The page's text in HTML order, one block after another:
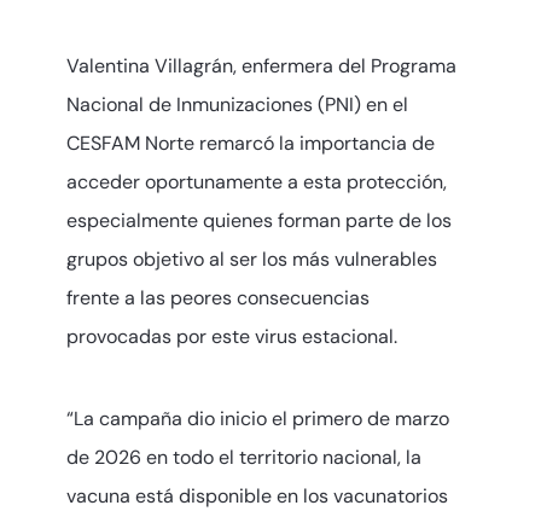
Valentina Villagrán, enfermera del Programa
Nacional de Inmunizaciones (PNI) en el
CESFAM Norte remarcó la importancia de
acceder oportunamente a esta protección,
especialmente quienes forman parte de los
grupos objetivo al ser los más vulnerables
frente a las peores consecuencias
provocadas por este virus estacional.
“La campaña dio inicio el primero de marzo
de 2026 en todo el territorio nacional, la
vacuna está disponible en los vacunatorios